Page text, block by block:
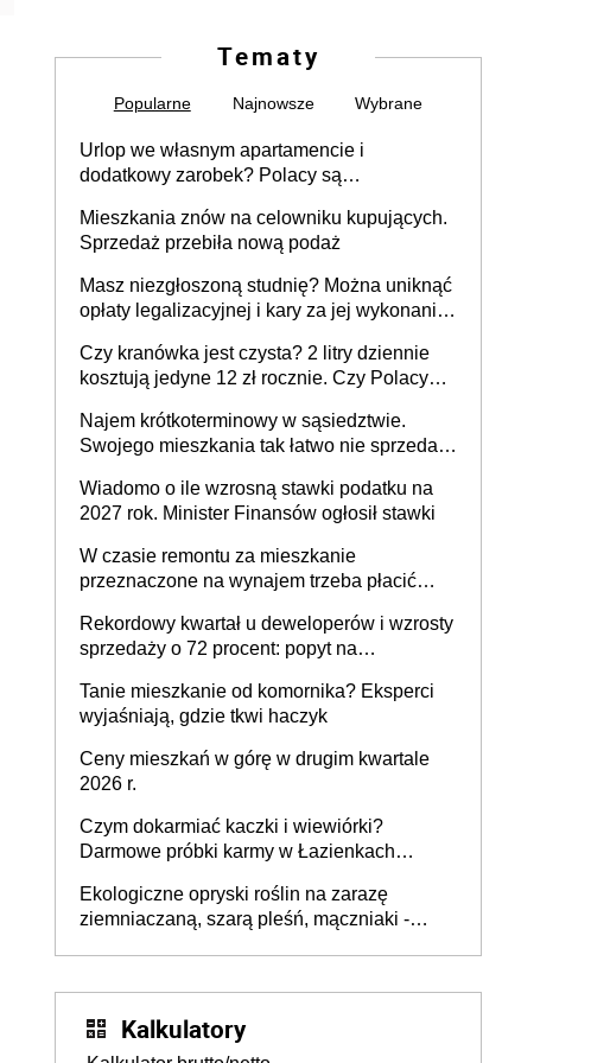
Tematy
Popularne Najnowsze Wybrane
Urlop we własnym apartamencie i
dodatkowy zarobek? Polacy są
Mieszkania znów na celowniku kupujących.
Sprzedaż przebiła nową podaż
Masz niezgłoszoną studnię? Można uniknąć
opłaty legalizacyjnej i kary za jej wykonanie,
Czy kranówka jest czysta? 2 litry dziennie
kosztują jedyne 12 zł rocznie. Czy Polacy
Najem krótkoterminowy w sąsiedztwie.
Swojego mieszkania tak łatwo nie sprzedaż
Wiadomo o ile wzrosną stawki podatku na
2027 rok. Minister Finansów ogłosił stawki
W czasie remontu za mieszkanie
przeznaczone na wynajem trzeba płacić
realizuje w nim potrzeb mieszkaniowych
Rekordowy kwartał u deweloperów i wzrosty
sprzedaży o 72 procent: popyt na
Tanie mieszkanie od komornika? Eksperci
wyjaśniają, gdzie tkwi haczyk
Ceny mieszkań w górę w drugim kwartale
2026 r.
Czym dokarmiać kaczki i wiewiórki?
Darmowe próbki karmy w Łazienkach
edukacyjna]
Ekologiczne opryski roślin na zarazę
ziemniaczaną, szarą pleśń, mączniaki -
Kalkulatory